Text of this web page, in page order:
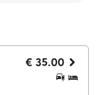
€ 35.00